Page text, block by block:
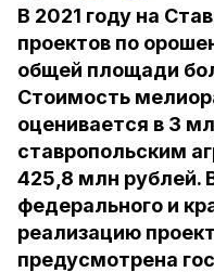
В 2021 году на
проектов по
общей площади
Стоимость
оценивается в 3
ставропольским
425,8 млн рублей.
федерального и
реализацию
предусмотрена